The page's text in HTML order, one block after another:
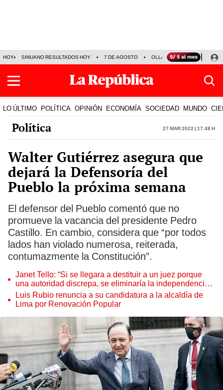
HOY SINUANO RESULTADOS HOY 7 DE AGOSTO OLLANTA HUMALA
LO ÚLTIMO POLÍTICA OPINIÓN ECONOMÍA SOCIEDAD MUNDO
Política 27 Mar 2022 | 17:48 h
Walter Gutiérrez asegura que
dejará la Defensoría del
Pueblo la próxima semana
El defensor del Pueblo comentó que no
promueve la vacancia del presidente Pedro
Castillo. En cambio, considera que “por todos
lados han violado numerosa, reiterada,
contumazmente la Constitución”.
Janet Tello: “Si se llegara a destituir a un juez porque
una autoridad discrepa, se eliminaría la independencia
judicial”
Luis Rubio renuncia a su candidatura a la alcaldía de
Lima por Renovación Popular